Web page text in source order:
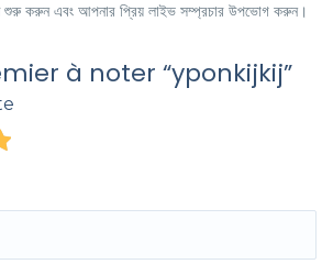
করুন এবং আপনার প্রিয় লাইভ সম্প্রচার উপভোগ করুন।
à noter “yponkijkij”